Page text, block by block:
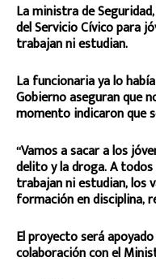
La ministra de
del Servicio Cívico para
trabajan ni estudian.
La funcionaria ya lo
Gobierno aseguran que
momento indicaron que
“Vamos a sacar a los
delito y la droga. A todos
trabajan ni estudian, los
formación en disciplina,
El proyecto será
colaboración con el